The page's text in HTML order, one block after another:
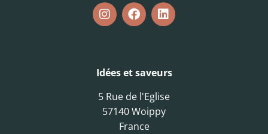
Idées et saveurs
5 Rue de l'Eglise
57140 Woippy
France